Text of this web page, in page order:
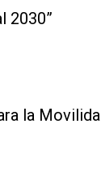
2030”
la